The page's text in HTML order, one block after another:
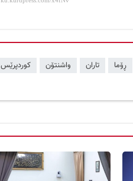
ڕۆما تاران واشنتۆن
کوردپرێس